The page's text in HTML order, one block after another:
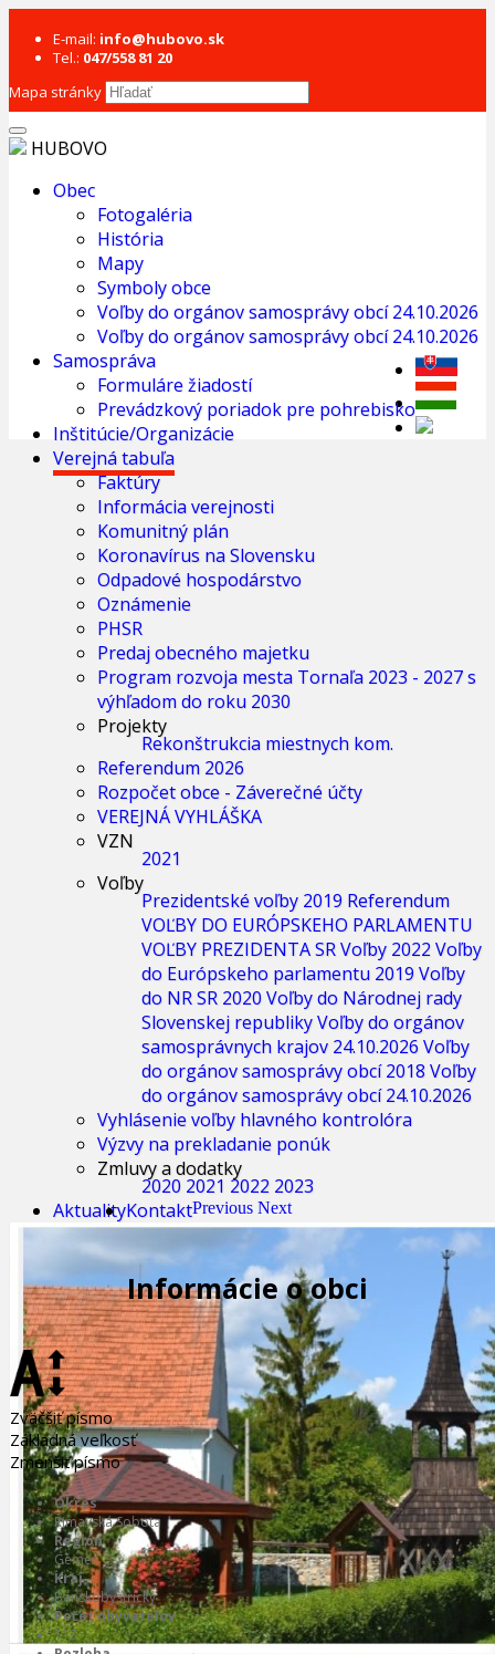
E-mail: info@hubovo.sk
Tel.: 047/558 81 20
Mapa stránky
HUBOVO
Obec
Fotogaléria
História
Mapy
Symboly obce
Voľby do orgánov samosprávy obcí 24.10.2026
Voľby do orgánov samosprávy obcí 24.10.2026
Samospráva
Formuláre žiadostí
Prevádzkový poriadok pre pohrebisko
Inštitúcie/Organizácie
Verejná tabuľa
Faktúry
Informácia verejnosti
Komunitný plán
Koronavírus na Slovensku
Odpadové hospodárstvo
Oznámenie
PHSR
Predaj obecného majetku
Program rozvoja mesta Tornaľa 2023 - 2027 s
výhľadom do roku 2030
Projekty
Rekonštrukcia miestnych kom.
Referendum 2026
Rozpočet obce - Záverečné účty
VEREJNÁ VYHLÁŠKA
VZN
2021
Voľby
Prezidentské voľby 2019 Referendum
VOĽBY DO EURÓPSKEHO PARLAMENTU
VOĽBY PREZIDENTA SRVoľby 2022Voľby
do Európskeho parlamentu 2019Voľby
do NR SR 2020Voľby do Národnej rady
Slovenskej republikyVoľby do orgánov
samosprávnych krajov 24.10.2026Voľby
do orgánov samosprávy obcí 2018Voľby
do orgánov samosprávy obcí 24.10.2026
Vyhlásenie voľby hlavného kontrolóra
Výzvy na prekladanie ponúk
Zmluvy a dodatky
2020 2021 2022 2023
AktualityKontaktPrevious Next
Informácie o obci
Zväčšiť písmo
Základná veľkosť
Zmenšiť písmo
Okres
Rimavská Sobota
Región
Gemer
Kraj
Banskobystrický
Počet obyvateľov
113